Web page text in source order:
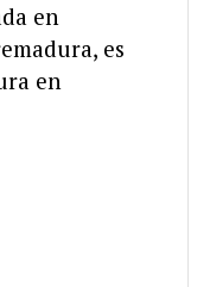
en
es
en